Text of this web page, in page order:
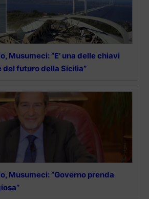
Musumeci: “E’ una delle chiavi
del futuro della Sicilia”
Musumeci: “Governo prenda